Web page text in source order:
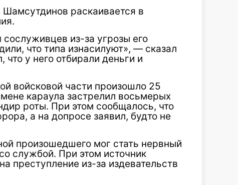
раскаивается в
из-за угрозы его
что типа изнасилуют», — сказал
у него отбирали деньги и
войсковой части произошло 25
караула застрелил восьмерых
роты. При этом сообщалось, что
а на допросе заявил, будто не
произошедшего мог стать нервный
службой. При этом источник
преступление из-за издевательств